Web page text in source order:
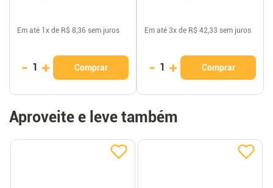
Em até 1 x de R$ 8,36 sem juros
- 1 + Comprar
Em até 3x de R$ 42,33 sem juros
- 1 + Comprar
Aproveite e leve também